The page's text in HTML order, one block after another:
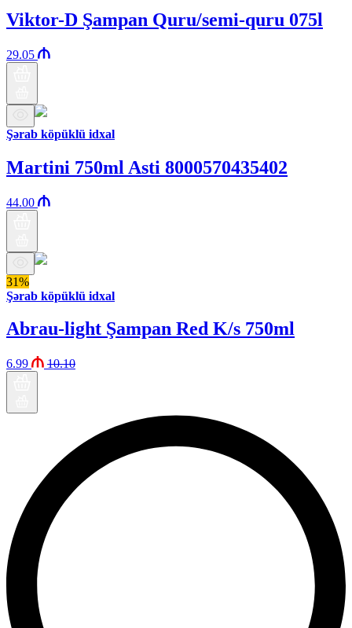
Viktor-D Şampan Quru/semi-quru 075l
29.05
Şərab köpüklü idxal
Martini 750ml Asti 8000570435402
44.00
31%
Şərab köpüklü idxal
Abrau-light Şampan Red K/s 750ml
6.99 10.10